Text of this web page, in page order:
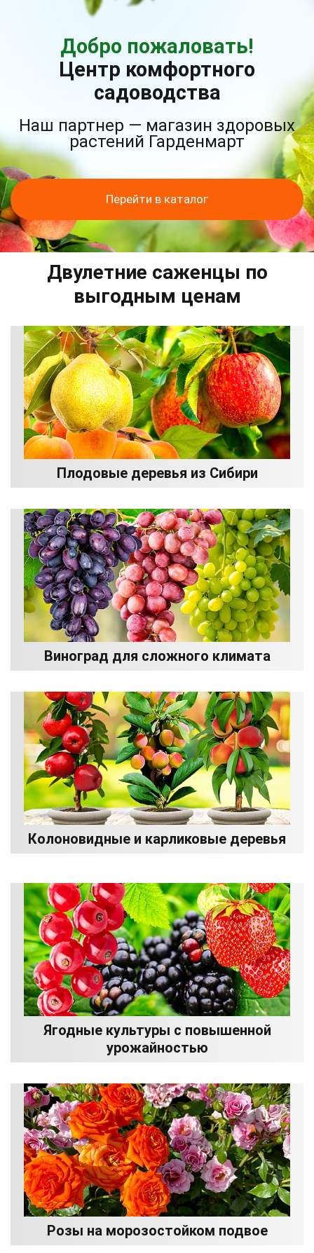
Добро пожаловать!
Центр комфортного
садоводства
Наш партнер — магазин здоровых
растений Гарденмарт
Перейти в каталог
Двулетние саженцы по
выгодным ценам
Плодовые деревья из Сибири
Виноград для сложного климата
Колоновидные и карликовые деревья
Ягодные культуры с повышенной
урожайностью
Розы на морозостойком подвое